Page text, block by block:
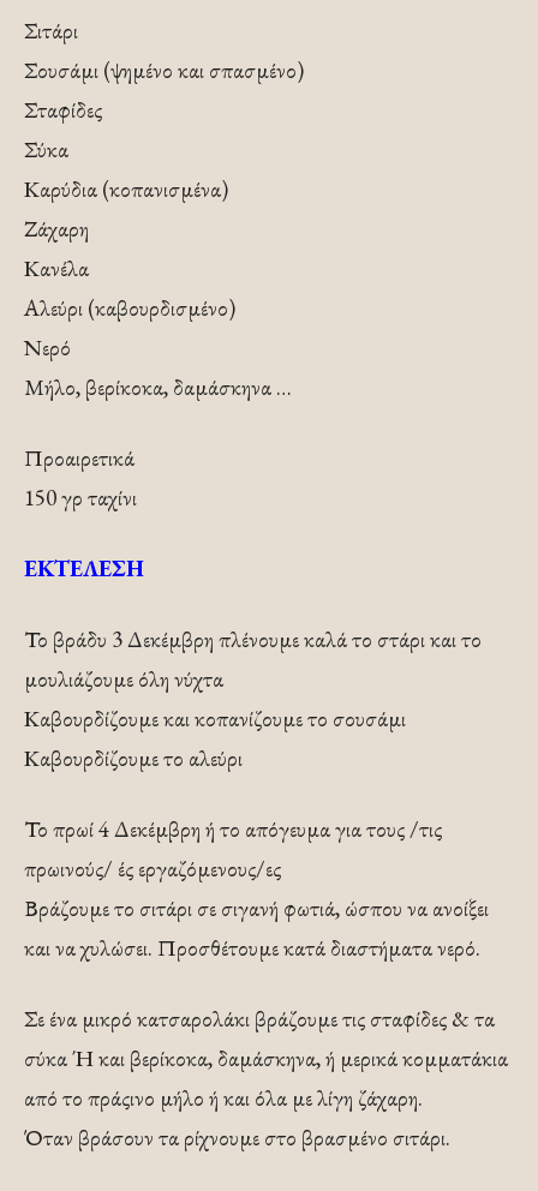
Σιτάρι
Σουσάμι (ψημένο και σπασμένο)
Σταφίδες
Σύκα
Καρύδια (κοπανισμένα)
Ζάχαρη
Κανέλα
Αλεύρι (καβουρδισμένο)
Νερό
Μήλο, βερίκοκα, δαμάσκηνα …
Προαιρετικά
150 γρ ταχίνι
ΕΚΤΕΛΕΣΗ
Το βράδυ 3 Δεκέμβρη πλένουμε καλά το στάρι και το
μουλιάζουμε όλη νύχτα
Καβουρδίζουμε και κοπανίζουμε το σουσάμι
Καβουρδίζουμε το αλεύρι
Το πρωί 4 Δεκέμβρη ή το απόγευμα για τους /τις
πρωινούς/ ές εργαζόμενους/ες
Βράζουμε το σιτάρι σε σιγανή φωτιά, ώσπου να ανοίξει
και να χυλώσει. Προσθέτουμε κατά διαστήματα νερό.
Σε ένα μικρό κατσαρολάκι βράζουμε τις σταφίδες & τα
σύκα Ή και βερίκοκα, δαμάσκηνα, ή μερικά κομματάκια
από το πράςινο μήλο ή και όλα με λίγη ζάχαρη.
Όταν βράσουν τα ρίχνουμε στο βρασμένο σιτάρι.